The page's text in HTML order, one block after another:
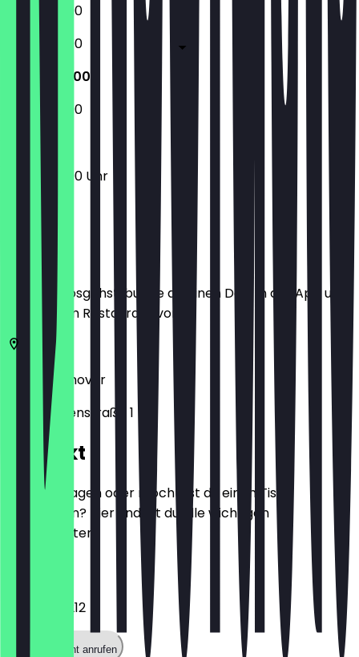
12:00 - 23:00
12:00 - 23:00
12:00 - 23:00
12:00 - 23:00
12:00 - 23:00 Uhr
Bevor du losgehst, buche dir einen Deal in der App und
zeige ihn im Restaurant vor.
Hannover
Waldhausenstraße 1
Kontakt
Hast du Fragen oder möchtest du einen Tisch
reservieren? Hier findest du alle wichtigen
Kontaktdaten.
+49511841212
Restaurant anrufen